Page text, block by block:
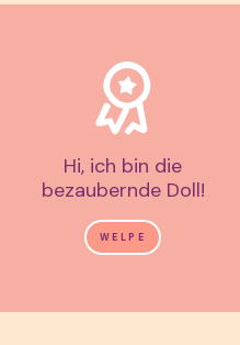
Hi, ich bin die
bezaubernde Doll!
WELPE